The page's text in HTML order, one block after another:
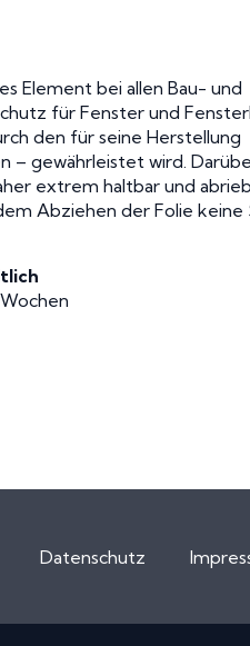
Element bei allen Bau- und
für Fenster und
den für seine Herstellung
gewährleistet wird.
extrem haltbar und
Abziehen der Folie keine
Datenschutz